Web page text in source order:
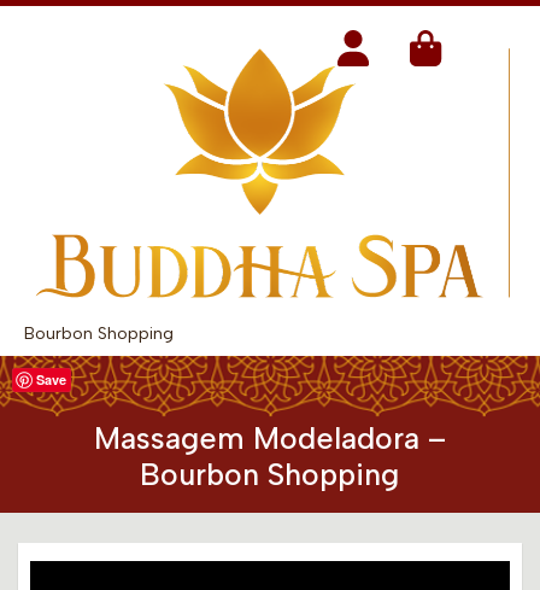
Bourbon Shopping
Massagem Modeladora –
Bourbon Shopping
Save